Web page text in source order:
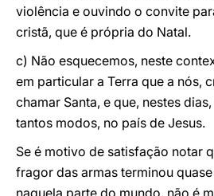
violência e ouvindo o convite
cristã, que é própria do Natal.
c) Não esquecemos, neste
em particular a Terra que a nós,
chamar Santa, e que, nestes
tantos modos, no país de Jesus.
Se é motivo de satisfação notar
fragor das armas terminou
naquela parte do mundo, não é